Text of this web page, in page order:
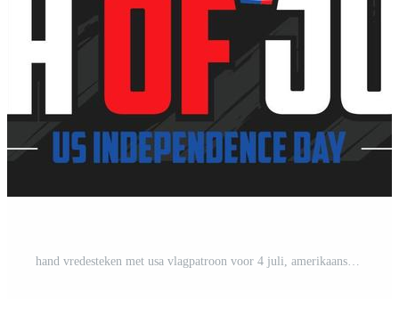
hand vredesteken met usa vlagpatroon voor 4 juli, amerikaanse onafhankelijkheidsdag en veteranendag Pro Vector